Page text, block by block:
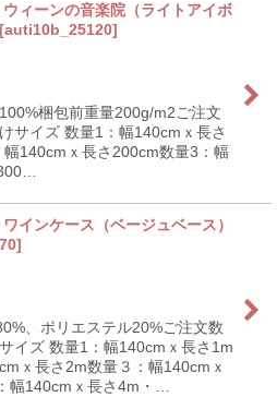
ウィーンの音楽院（ライトアイボ
[auti10b_25120]
梱包前重量200g/m2ご注文
サイズ 数量1：幅140cmｘ長さ
幅140cmｘ長さ200cm数量3：幅
ワインケース（ベージュベース）
]
、ポリエステル20%ご注文数
イズ 数量1：幅140cmｘ長さ1m
ｘ長さ2m数量３：幅140cmｘ
幅140cmｘ長さ4m・…